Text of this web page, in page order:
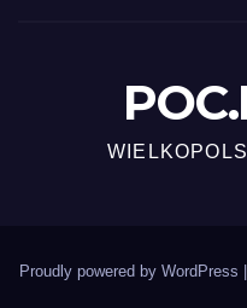
Proudly powered by WordPress